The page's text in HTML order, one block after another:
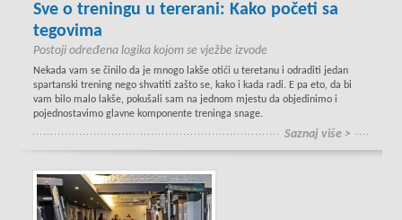
Sve o treningu u tererani: Kako početi sa
tegovima
Postoji određena logika kojom se vježbe izvode
Nekada vam se činilo da je mnogo lakše otići u teretanu i odraditi jedan
spartanski trening nego shvatiti zašto se, kako i kada radi. E pa eto, da bi
vam bilo malo lakše, pokušali sam na jednom mjestu da objedinimo i
pojednostavimo glavne komponente treninga snage.
Saznaj više >